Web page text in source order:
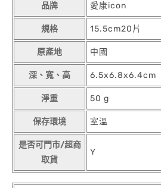
品牌 愛康icon
規格 15.5cm20片
原產地 中國
深、寬、高 6.5x6.8x6.4cm
淨重 50 g
保存環境 室溫
是否可門市/超商
取貨
Y